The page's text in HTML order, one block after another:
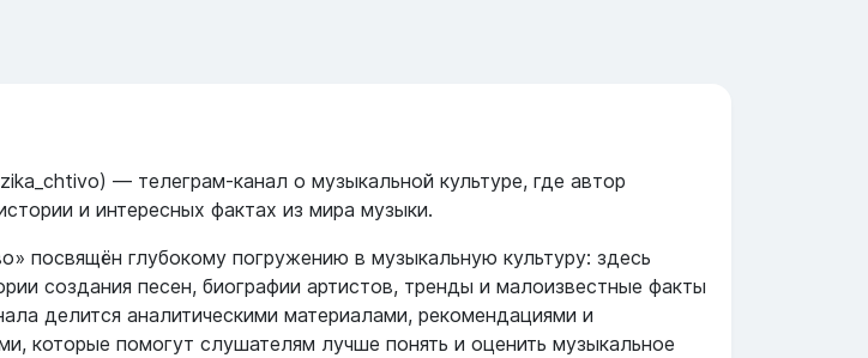
— телеграм-канал о музыкальной культуре, где автор
и интересных фактах из мира музыки.
посвящён глубокому погружению в музыкальную культуру: здесь
создания песен, биографии артистов, тренды и малоизвестные факты
делится аналитическими материалами, рекомендациями и
которые помогут слушателям лучше понять и оценить музыкальное